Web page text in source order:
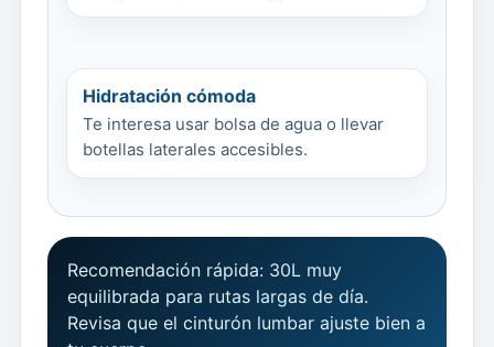
Hidratación cómoda
Te interesa usar bolsa de agua o llevar
botellas laterales accesibles.
Recomendación rápida: 30L muy
equilibrada para rutas largas de día.
Revisa que el cinturón lumbar ajuste bien a